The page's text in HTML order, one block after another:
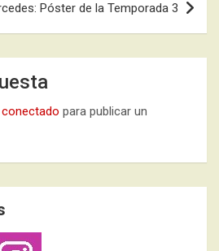
Póster de la Temporada 3
conectado para publicar un